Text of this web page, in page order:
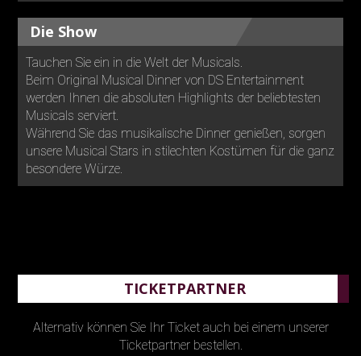
Die Show
Tauchen Sie ein in die Welt der Musicals.
Beim Original Musical Dinner von DS Entertainment
werden Ihnen die absoluten Highlights der beliebtesten
Musicals serviert.
Während Sie das musikalische Dinner genießen, sorgen
unsere Musical Stars in stilechten Kostümen für die ganz
besondere Würze.
TICKETPARTNER
Alternativ können Sie Ihr Ticket auch bei einem unserer
Ticketpartner bestellen.